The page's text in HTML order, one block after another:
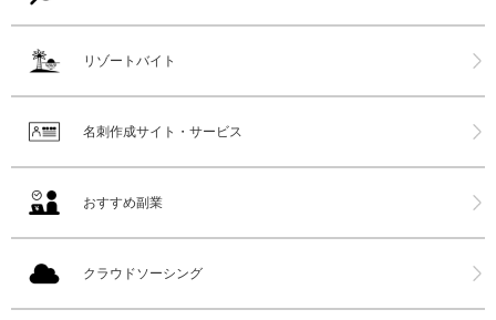
リゾートバイト
名刺作成サイト・サービス
おすすめ副業
クラウドソーシング